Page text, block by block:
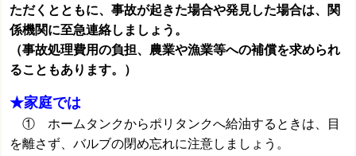
ただくとともに、事故が起きた場合や発見した場合は、関
係機関に至急連絡しましょう。
（事故処理費用の負担、農業や漁業等への補償を求められ
ることもあります。）
★家庭では
① ホームタンクからポリタンクへ給油するときは、目
を離さず、バルブの閉め忘れに注意しましょう。